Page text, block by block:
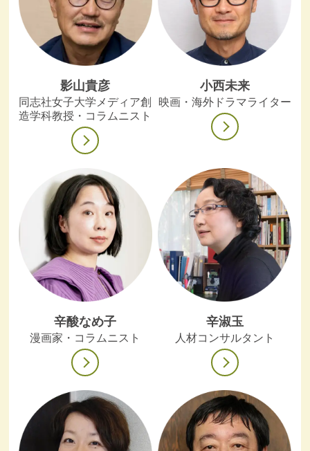
影山貴彦
同志社女子大学メディア創
造学科教授・コラムニスト
小西未来
映画・海外ドラマライター
辛酸なめ子
漫画家・コラムニスト
辛淑玉
人材コンサルタント